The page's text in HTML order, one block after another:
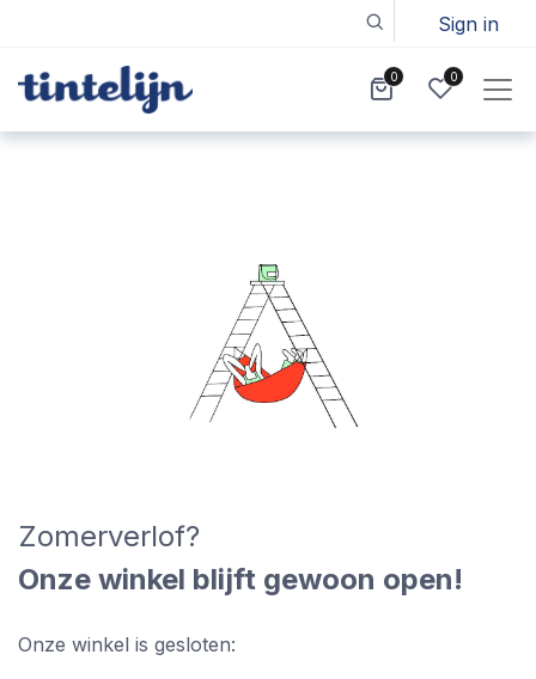
Sign in
0 0
Zomerverlof?
Onze winkel blijft gewoon open!
Onze winkel is gesloten: